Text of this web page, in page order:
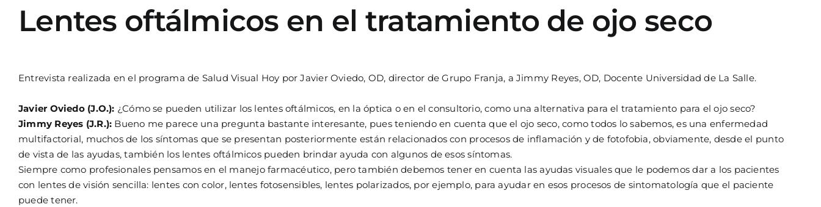
Lentes oftálmicos en el tratamiento de ojo seco
Entrevista realizada en el programa de Salud Visual Hoy por Javier Oviedo, OD, director de Grupo Franja, a Jimmy Reyes, OD, Docente Universidad de La Salle.
Javier Oviedo (J.O.): ¿Cómo se pueden utilizar los lentes oftálmicos, en la óptica o en el consultorio, como una alternativa para el tratamiento para el ojo seco?
Jimmy Reyes (J.R.): Bueno me parece una pregunta bastante interesante, pues teniendo en cuenta que el ojo seco, como todos lo sabemos, es una enfermedad
multifactorial, muchos de los síntomas que se presentan posteriormente están relacionados con procesos de inflamación y de fotofobia, obviamente, desde el punto
de vista de las ayudas, también los lentes oftálmicos pueden brindar ayuda con algunos de esos síntomas.
Siempre como profesionales pensamos en el manejo farmacéutico, pero también debemos tener en cuenta las ayudas visuales que le podemos dar a los pacientes
con lentes de visión sencilla: lentes con color, lentes fotosensibles, lentes polarizados, por ejemplo, para ayudar en esos procesos de sintomatología que el paciente
puede tener.